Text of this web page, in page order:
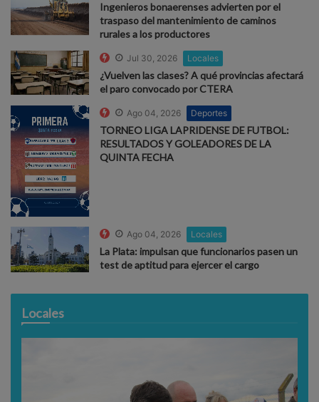
Ingenieros bonaerenses advierten por el
traspaso del mantenimiento de caminos
rurales a los productores
Jul 30, 2026 Locales
¿Vuelven las clases? A qué provincias afectará
el paro convocado por CTERA
Ago 04, 2026 Deportes
TORNEO LIGA LAPRIDENSE DE FUTBOL:
RESULTADOS Y GOLEADORES DE LA
QUINTA FECHA
Ago 04, 2026 Locales
La Plata: impulsan que funcionarios pasen un
test de aptitud para ejercer el cargo
Locales